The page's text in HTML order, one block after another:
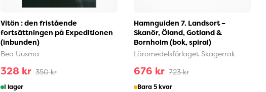
Vitön : den fristående
fortsättningen på Expeditionen
(inbunden)
Bea Uusma
328 kr 350 kr
I lager
Hamnguiden 7. Landsort –
Skanör, Öland, Gotland &
Bornholm (bok, spiral)
Läromedelsförlaget Skagerrak
676 kr 723 kr
Bara 5 kvar